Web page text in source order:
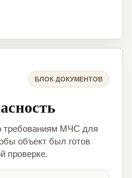
БЛОК ДОКУМЕНТОВ
требованиям МЧС для
объект был готов
проверке.